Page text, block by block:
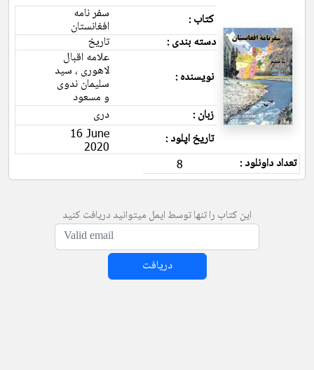
کتاب : سفر نامه
افغانستان
دسته بندی :
تاریخ
نویسنده :
علامه اقبال
لاهوری ، سید
سلیمان ندوی
و مسعود
زبان :
دری
تاریخ اپلود :
16 June
2020
تعداد داونلود : 8
این کتاب را تنها توسط ایمل میتوانید دریافت کنید
دریافت